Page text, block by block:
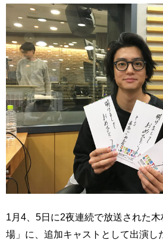
1月4、5日に2夜連続で放送された
場」に、追加キャストとして出演し